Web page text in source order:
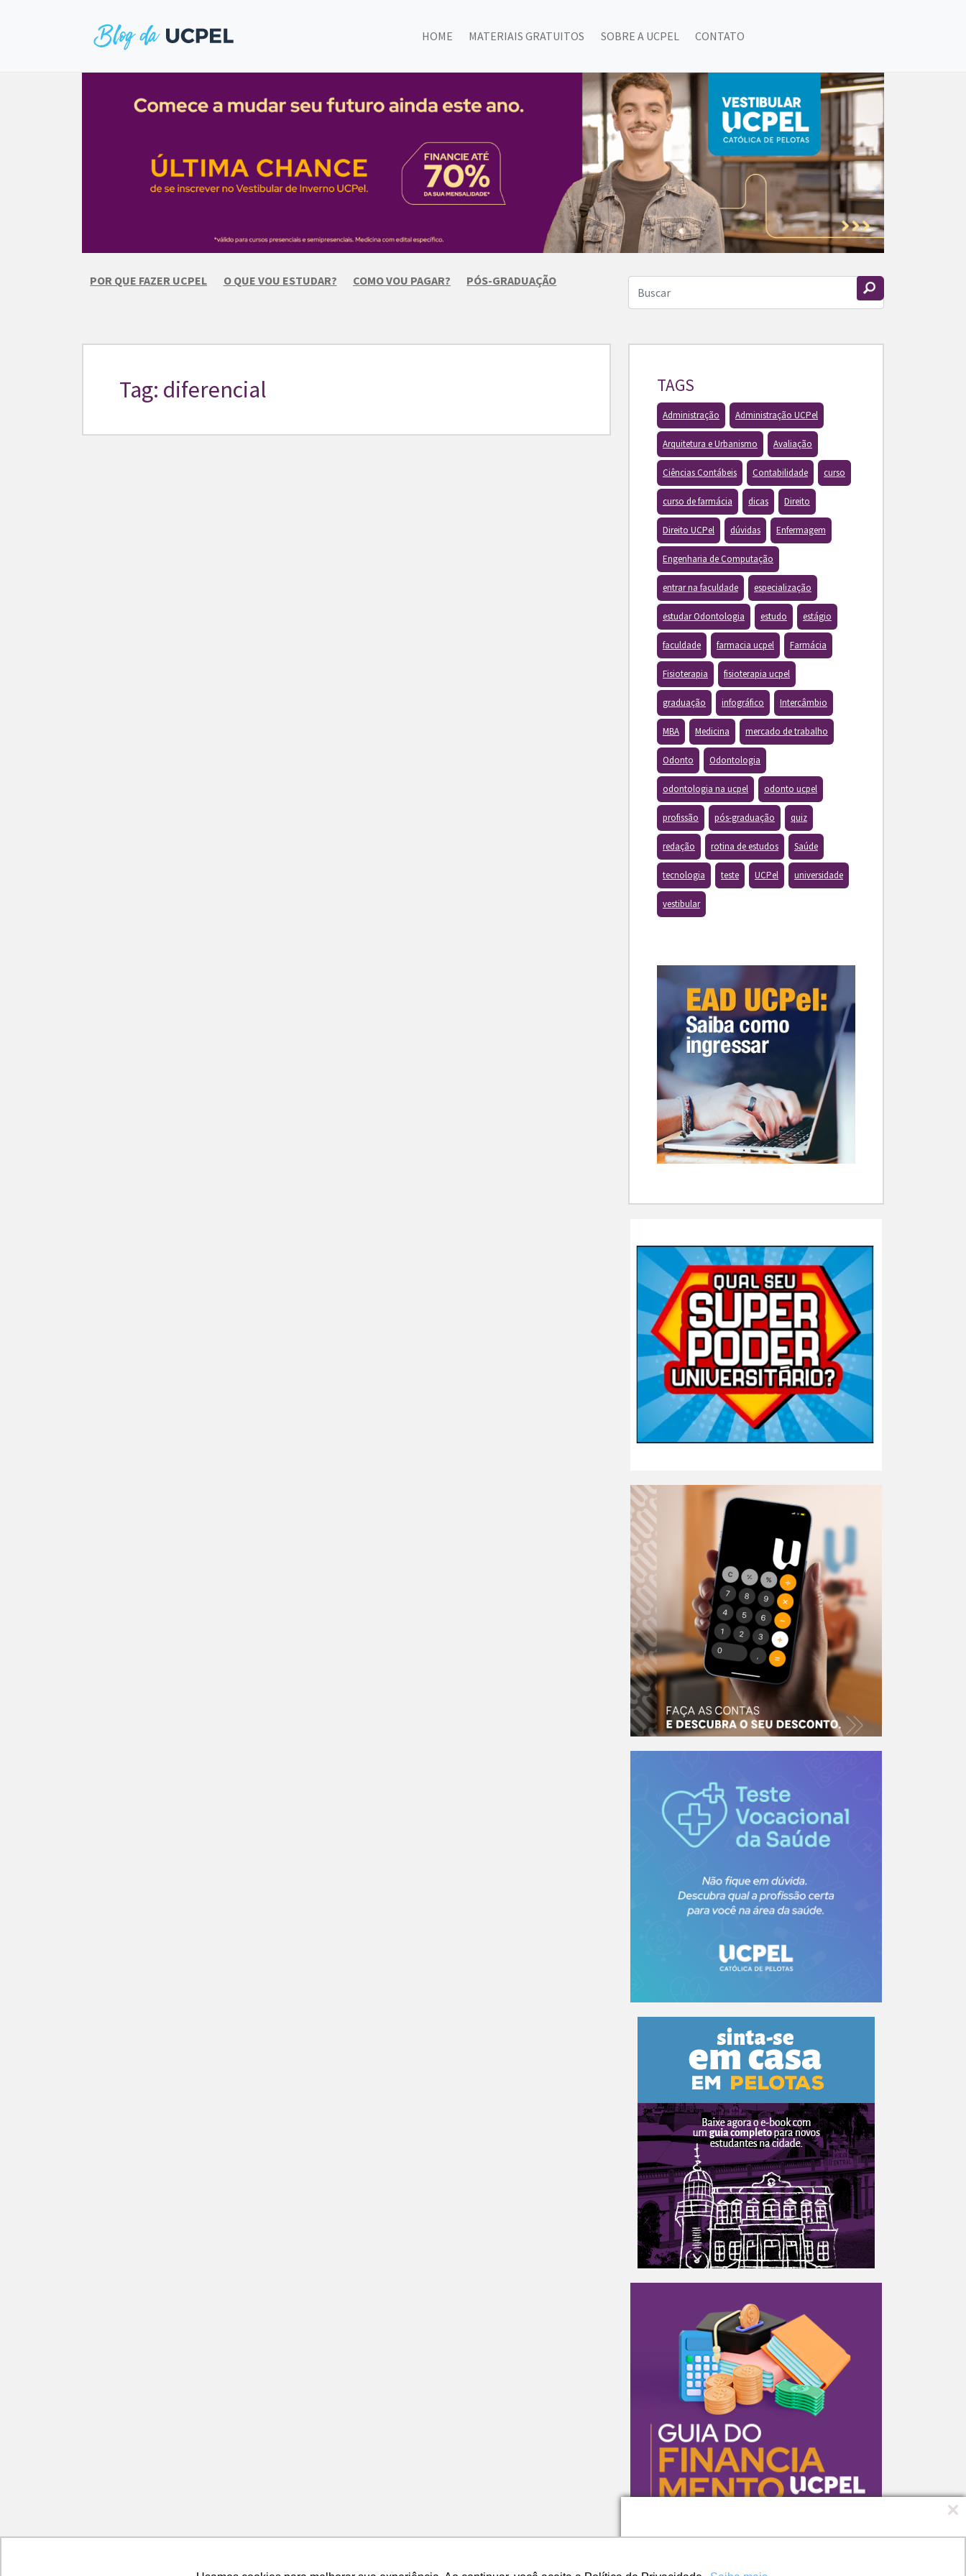
HOME MATERIAIS GRATUITOS SOBRE A UCPEL CONTATO
POR QUE FAZER UCPEL O QUE VOU ESTUDAR? COMO VOU PAGAR? PÓS-GRADUAÇÃO
Tag: diferencial TAGS
Administração Administração UCPel
Arquitetura e Urbanismo Avaliação
Ciências Contábeis Contabilidade curso
curso de farmácia dicas Direito
Direito UCPel dúvidas Enfermagem
Engenharia de Computação
entrar na faculdade especialização
estudar Odontologia estudo estágio
faculdade farmacia ucpel Farmácia
Fisioterapia fisioterapia ucpel
graduação infográfico Intercâmbio
MBA Medicina mercado de trabalho
Odonto Odontologia
odontologia na ucpel odonto ucpel
profissão pós-graduação quiz
redação rotina de estudos Saúde
tecnologia teste UCPel universidade
vestibular